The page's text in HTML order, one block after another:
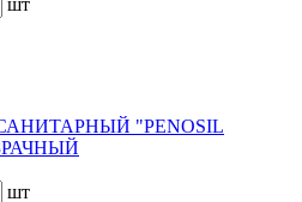
"PENOSIL
шт